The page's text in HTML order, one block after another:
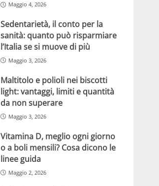
Maggio 4, 2026
Sedentarietà, il conto per la
sanità: quanto può risparmiare
l’Italia se si muove di più
Maggio 3, 2026
Maltitolo e polioli nei biscotti
light: vantaggi, limiti e quantità
da non superare
Maggio 3, 2026
Vitamina D, meglio ogni giorno
o a boli mensili? Cosa dicono le
linee guida
Maggio 2, 2026